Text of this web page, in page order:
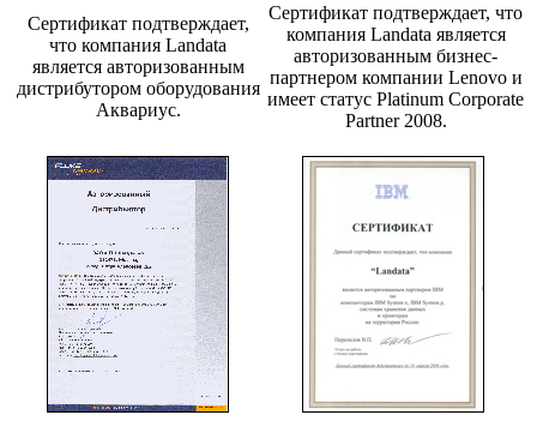
Сертификат подтверждает,
что компания Landata
является авторизованным
дистрибутором оборудования
Аквариус.
Сертификат подтверждает, что
компания Landata является
авторизованным бизнес-
партнером компании Lenovo и
имеет статус Platinum Corporate
Partner 2008.